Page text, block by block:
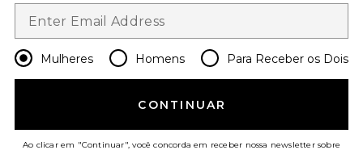
Change Country Regions
AJUDE-NOS A MELHORAR!
Mulheres Homens Para Receber os Dois
CONTINUAR
Ao clicar em "Continuar", você concorda em receber nossa newsletter sobre